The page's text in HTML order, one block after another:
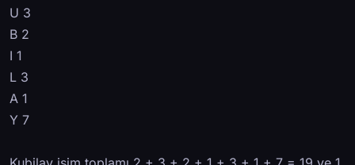
U 3
B 2
I 1
L 3
A 1
Y 7